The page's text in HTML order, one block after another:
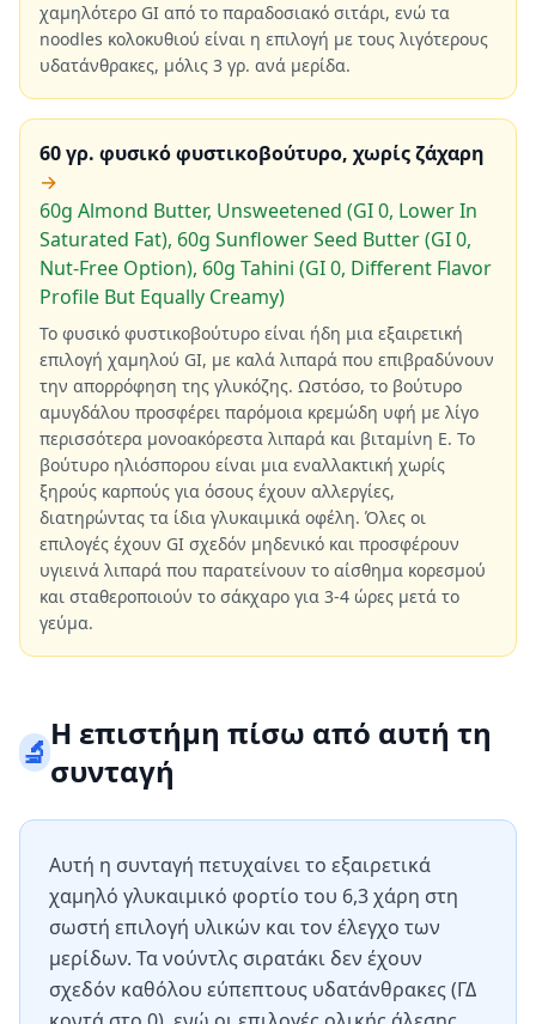
χαμηλότερο GI από το παραδοσιακό σιτάρι, ενώ τα
noodles κολοκυθιού είναι η επιλογή με τους λιγότερους
υδατάνθρακες, μόλις 3 γρ. ανά μερίδα.
60 γρ. φυσικό φυστικοβούτυρο, χωρίς ζάχαρη
→
60g Almond Butter, Unsweetened (GI 0, Lower In
Saturated Fat), 60g Sunflower Seed Butter (GI 0,
Nut-Free Option), 60g Tahini (GI 0, Different Flavor
Profile But Equally Creamy)
Το φυσικό φυστικοβούτυρο είναι ήδη μια εξαιρετική
επιλογή χαμηλού GI, με καλά λιπαρά που επιβραδύνουν
την απορρόφηση της γλυκόζης. Ωστόσο, το βούτυρο
αμυγδάλου προσφέρει παρόμοια κρεμώδη υφή με λίγο
περισσότερα μονοακόρεστα λιπαρά και βιταμίνη Ε. Το
βούτυρο ηλιόσπορου είναι μια εναλλακτική χωρίς
ξηρούς καρπούς για όσους έχουν αλλεργίες,
διατηρώντας τα ίδια γλυκαιμικά οφέλη. Όλες οι
επιλογές έχουν GI σχεδόν μηδενικό και προσφέρουν
υγιεινά λιπαρά που παρατείνουν το αίσθημα κορεσμού
και σταθεροποιούν το σάκχαρο για 3-4 ώρες μετά το
γεύμα.
🔬Η επιστήμη πίσω από αυτή τη
συνταγή
Αυτή η συνταγή πετυχαίνει το εξαιρετικά
χαμηλό γλυκαιμικό φορτίο του 6,3 χάρη στη
σωστή επιλογή υλικών και τον έλεγχο των
μερίδων. Τα νούντλς σιρατάκι δεν έχουν
σχεδόν καθόλου εύπεπτους υδατάνθρακες (ΓΔ